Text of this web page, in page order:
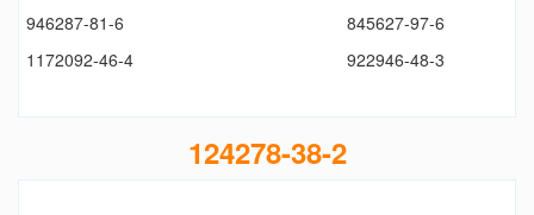
946287-81-6
845627-97-6
1172092-46-4
922946-48-3
124278-38-2